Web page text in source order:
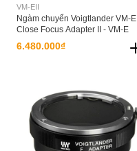
VM-EII
Ngàm chuyển Voigtlander VM-E
Close Focus Adapter II - VM-E
6.480.000₫